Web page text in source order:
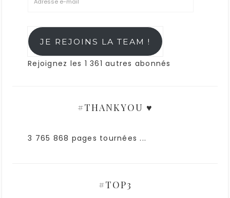
JE REJOINS LA TEAM !
Rejoignez les 1 361 autres abonnés
#THANKYOU ♥
3 765 868 pages tournées ...
#TOP3